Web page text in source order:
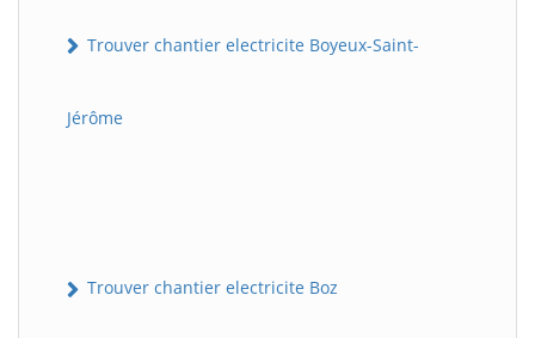
Trouver chantier electricite Boyeux-Saint-
Jérôme
Trouver chantier electricite Boz